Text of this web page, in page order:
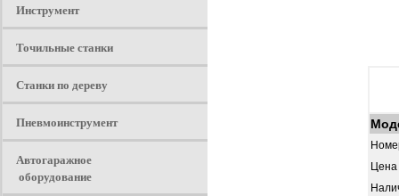
Инструмент
Точильные станки
Станки по дереву
Пневмоинструмент
Автогаражное
оборудование